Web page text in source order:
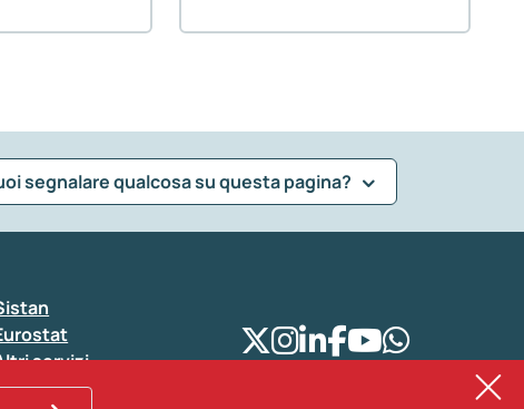
segnalare qualcosa su questa pagina?
servizi